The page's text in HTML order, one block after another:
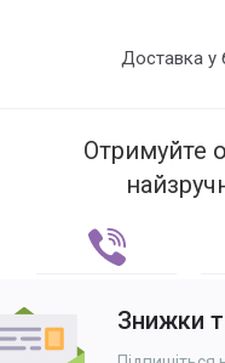
Доставка у
Отримуйте
Знижки